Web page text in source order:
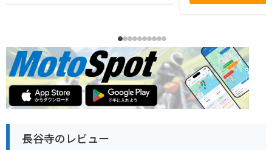
長谷寺のレビュー